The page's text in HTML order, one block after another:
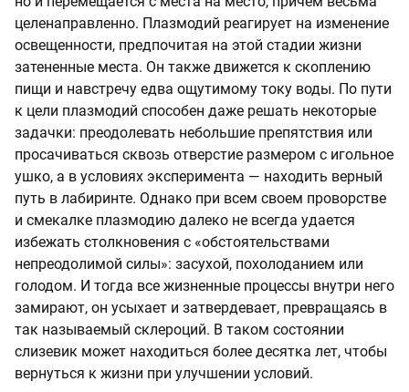
целенаправленно. Плазмодий реагирует на изменение
освещенности, предпочитая на этой стадии жизни
затененные места. Он также движется к скоплению
пищи и навстречу едва ощутимому току воды. По пути
к цели плазмодий способен даже решать некоторые
задачки: преодолевать небольшие препятствия или
просачиваться сквозь отверстие размером с игольное
ушко, а в условиях эксперимента — находить верный
путь в лабиринте. Однако при всем своем проворстве
и смекалке плазмодию далеко не всегда удается
избежать столкновения с «обстоятельствами
непреодолимой силы»: засухой, похолоданием или
голодом. И тогда все жизненные процессы внутри него
замирают, он усыхает и затвердевает, превращаясь в
так называемый склероций. В таком состоянии
слизевик может находиться более десятка лет, чтобы
вернуться к жизни при улучшении условий.